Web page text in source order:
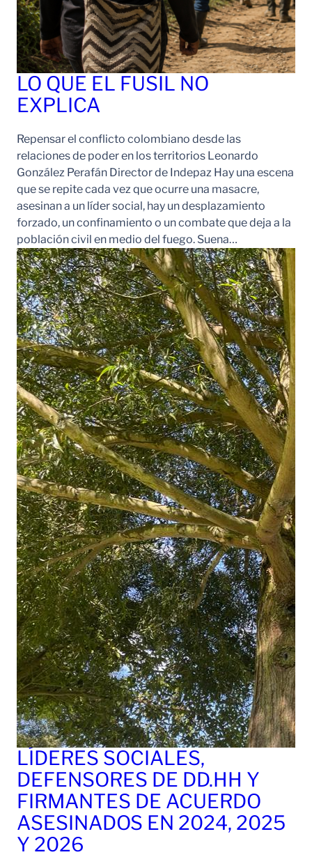
LO QUE EL FUSIL NO
EXPLICA
Repensar el conflicto colombiano desde las
relaciones de poder en los territorios Leonardo
González Perafán Director de Indepaz Hay una escena
que se repite cada vez que ocurre una masacre,
asesinan a un líder social, hay un desplazamiento
forzado, un confinamiento o un combate que deja a la
población civil en medio del fuego. Suena…
LÍDERES SOCIALES,
DEFENSORES DE DD.HH Y
FIRMANTES DE ACUERDO
ASESINADOS EN 2024, 2025
Y 2026